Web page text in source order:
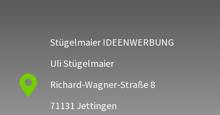
Stügelmaier IDEENWERBUNG
Uli Stügelmaier

Richard-Wagner-Straße 8
71131 Jettingen